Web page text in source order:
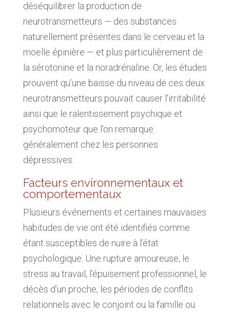
déséquilibrer la production de
neurotransmetteurs — des substances
naturellement présentes dans le cerveau et la
moelle épinière — et plus particulièrement de
la sérotonine et la noradrénaline. Or, les études
prouvent qu’une baisse du niveau de ces deux
neurotransmetteurs pouvait causer l’irritabilité
ainsi que le ralentissement psychique et
psychomoteur que l’on remarque
généralement chez les personnes
dépressives.
Facteurs environnementaux et
comportementaux
Plusieurs événements et certaines mauvaises
habitudes de vie ont été identifiés comme
étant susceptibles de nuire à l’état
psychologique. Une rupture amoureuse, le
stress au travail, l’épuisement professionnel, le
décès d’un proche, les périodes de conflits
relationnels avec le conjoint ou la famille ou